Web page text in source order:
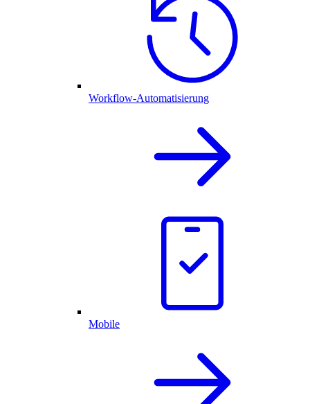
Workflow-Automatisierung
Mobile